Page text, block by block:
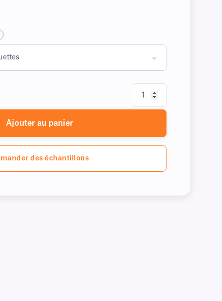
Ajouter au panier
des échantillons